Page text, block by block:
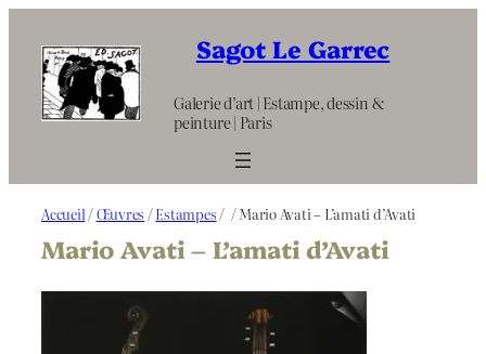
contenu
Sagot Le Garrec
Galerie d’art | Estampe, dessin &
peinture | Paris
Accueil /Œuvres /Estampes / / Mario Avati – L’amati d’Avati
Mario Avati – L’amati d’Avati